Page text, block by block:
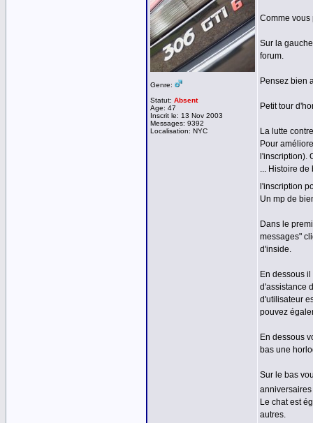
Genre:
Statut: Absent
Age: 47
Inscrit le: 13 Nov 2003
Messages: 9392
Localisation: NYC
Comme vous
Sur la
forum.
Pensez bien
Petit tour
La lutte
Pour
l'inscription).
... Histoire
l'inscription
Un mp de
Dans le
messages"
d'inside.
En dessous
d'assistance
d'utilisateur
pouvez
En dessous
bas une
Sur le bas
Le chat est
autres.